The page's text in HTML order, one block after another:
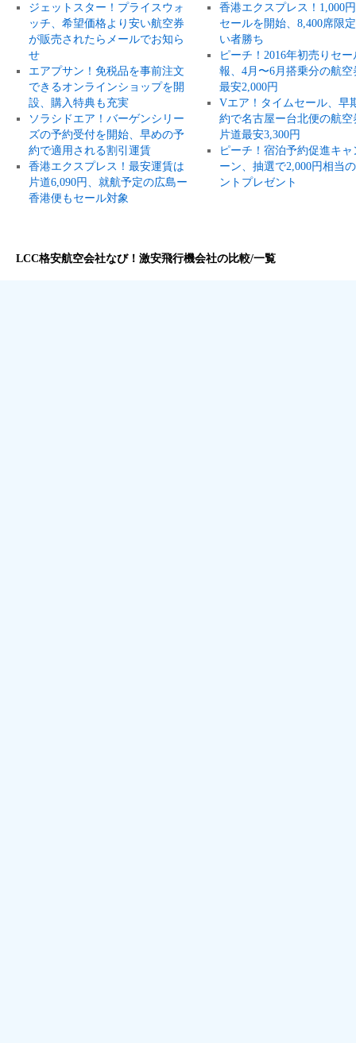
ジェットスター！プライスウォ
ッチ、希望価格より安い航空券
が販売されたらメールでお知ら
せ
エアプサン！免税品を事前注文
できるオンラインショップを開
設、購入特典も充実
ソラシドエア！バーゲンシリー
ズの予約受付を開始、早めの予
約で適用される割引運賃
香港エクスプレス！最安運賃は
片道6,090円、就航予定の広島ー
香港便もセール対象
香港エクスプレス！1,000
セールを開始、8,400席限
い者勝ち
ピーチ！2016年初売りセー
報、4月〜6月搭乗分の航空
最安2,000円
Vエア！タイムセール、早
約で名古屋ー台北便の航空
片道最安3,300円
ピーチ！宿泊予約促進キャ
ーン、抽選で2,000円相当
ントプレゼント
LCC格安航空会社なび！激安飛行機会社の比較/一覧